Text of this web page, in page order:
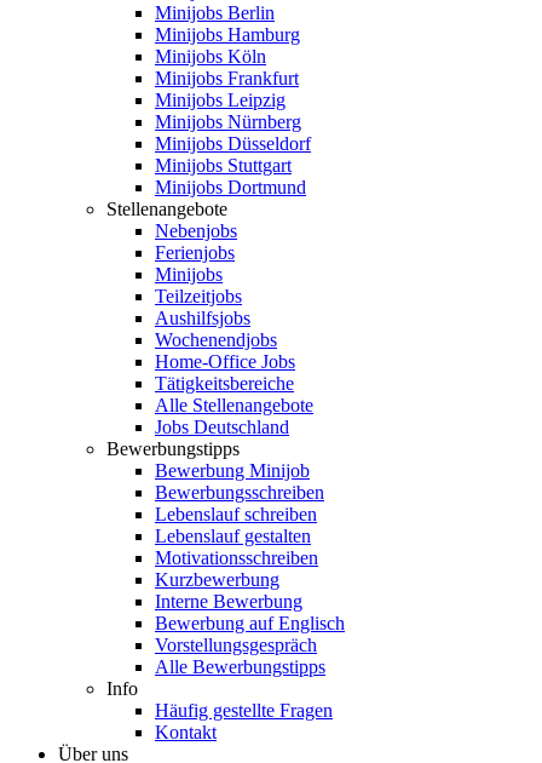
Minijobs Berlin
Minijobs Hamburg
Minijobs Köln
Minijobs Frankfurt
Minijobs Leipzig
Minijobs Nürnberg
Minijobs Düsseldorf
Minijobs Stuttgart
Minijobs Dortmund
Stellenangebote
Nebenjobs
Ferienjobs
Minijobs
Teilzeitjobs
Aushilfsjobs
Wochenendjobs
Home-Office Jobs
Tätigkeitsbereiche
Alle Stellenangebote
Jobs Deutschland
Bewerbungstipps
Bewerbung Minijob
Bewerbungsschreiben
Lebenslauf schreiben
Lebenslauf gestalten
Motivationsschreiben
Kurzbewerbung
Interne Bewerbung
Bewerbung auf Englisch
Vorstellungsgespräch
Alle Bewerbungstipps
Info
Häufig gestellte Fragen
Kontakt
Über uns